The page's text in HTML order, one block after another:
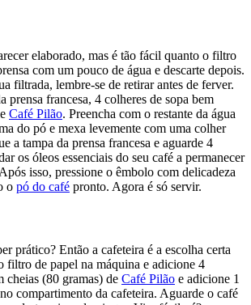
elaborado, mas é tão fácil quanto o filtro
com um pouco de água e descarte depois.
filtrada, lembre-se de retirar antes de ferver.
prensa francesa, 4 colheres de sopa bem
Café Pilão. Preencha com o restante da água
do pó e mexa levemente com uma colher
a tampa da prensa francesa e aguarde 4
os óleos essenciais do seu café a permanecer
isso, pressione o êmbolo com delicadeza
o pó do café pronto. Agora é só servir.
prático? Então a cafeteira é a escolha certa
filtro de papel na máquina e adicione 4
cheias (80 gramas) de Café Pilão e adicione 1
compartimento da cafeteira. Aguarde o café